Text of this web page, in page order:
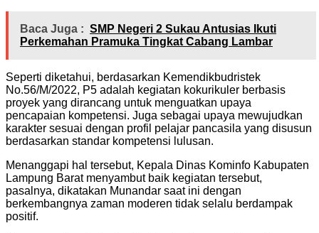
Baca Juga : SMP Negeri 2 Sukau Antusias Ikuti
Perkemahan Pramuka Tingkat Cabang Lambar
Seperti diketahui, berdasarkan Kemendikbudristek
No.56/M/2022, P5 adalah kegiatan kokurikuler berbasis
proyek yang dirancang untuk menguatkan upaya
pencapaian kompetensi. Juga sebagai upaya mewujudkan
karakter sesuai dengan profil pelajar pancasila yang disusun
berdasarkan standar kompetensi lulusan.
Menanggapi hal tersebut, Kepala Dinas Kominfo Kabupaten
Lampung Barat menyambut baik kegiatan tersebut,
pasalnya, dikatakan Munandar saat ini dengan
berkembangnya zaman moderen tidak selalu berdampak
positif.